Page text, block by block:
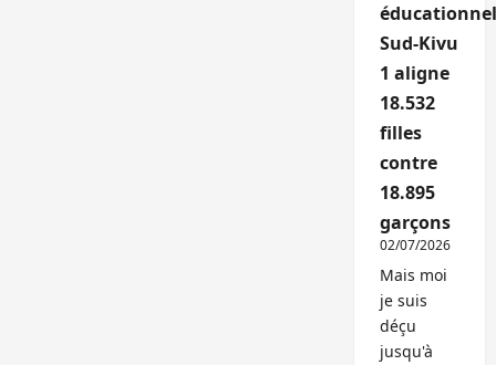
Sud-Kivu
1 aligne
18.532
filles
contre
18.895
garçons
02/07/2026
Mais moi
je suis
déçu
jusqu'à